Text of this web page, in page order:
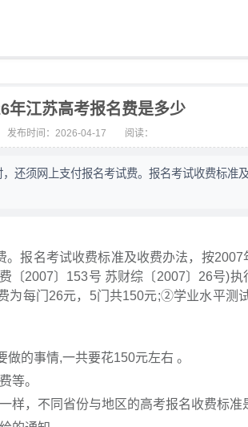
年江苏高考报名费是多少
发布时间：2026-04-17 阅读：
还须网上支付报名考试费。报名考试收费标准
报名考试收费标准及收费办法，按
〔2007〕153号 苏财综〔2007〕26号)
为每门26元，5门共150元;②学业水平测
的事情,一共要花150元左右 。
等。
样，不同省份与地区的高考报名收费标准